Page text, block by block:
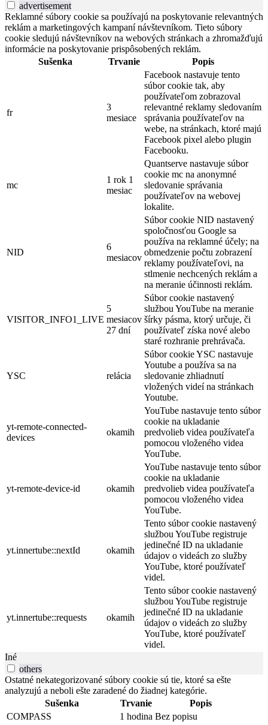
advertisement
Reklamné súbory cookie sa používajú na poskytovanie relevantných
reklám a marketingových kampaní návštevníkom. Tieto súbory
cookie sledujú návštevníkov na webových stránkach a zhromažďujú
informácie na poskytovanie prispôsobených reklám.
Sušenka
Trvanie Popis
fr
3
mesiace
Facebook nastavuje tento
súbor cookie tak, aby
používateľom zobrazoval
relevantné reklamy sledovaním
správania používateľov na
webe, na stránkach, ktoré majú
Facebook pixel alebo plugin
Facebooku.
mc
1 rok 1
mesiac
Quantserve nastavuje súbor
cookie mc na anonymné
sledovanie správania
používateľov na webovej
lokalite.
NID
6
mesiacov
Súbor cookie NID nastavený
spoločnosťou Google sa
používa na reklamné účely; na
obmedzenie počtu zobrazení
reklamy používateľovi, na
stlmenie nechcených reklám a
na meranie účinnosti reklám.
VISITOR_INFO1_LIVE
5
mesiacov
27 dní
Súbor cookie nastavený
službou YouTube na meranie
šírky pásma, ktorý určuje, či
používateľ získa nové alebo
staré rozhranie prehrávača.
YSC relácia
Súbor cookie YSC nastavuje
Youtube a používa sa na
sledovanie zhliadnutí
vložených videí na stránkach
Youtube.
yt-remote-connected-
devices
okamih
YouTube nastavuje tento súbor
cookie na ukladanie
predvolieb videa používateľa
pomocou vloženého videa
YouTube.
yt-remote-device-id okamih
YouTube nastavuje tento súbor
cookie na ukladanie
predvolieb videa používateľa
pomocou vloženého videa
YouTube.
yt.innertube::nextId okamih
Tento súbor cookie nastavený
službou YouTube registruje
jedinečné ID na ukladanie
údajov o videách zo služby
YouTube, ktoré používateľ
videl.
yt.innertube::requests okamih
Tento súbor cookie nastavený
službou YouTube registruje
jedinečné ID na ukladanie
údajov o videách zo služby
YouTube, ktoré používateľ
videl.
Iné
others
Ostatné nekategorizované súbory cookie sú tie, ktoré sa ešte
analyzujú a neboli ešte zaradené do žiadnej kategórie.
Sušenka
Trvanie
Popis
COMPASS
1 hodina Bez popisu